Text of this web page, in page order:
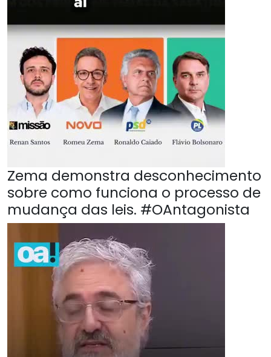
Zema demonstra desconhecimento
sobre como funciona o processo de
mudança das leis. #OAntagonista